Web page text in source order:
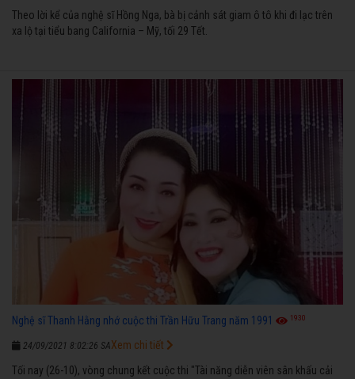
Theo lời kể của nghệ sĩ Hồng Nga, bà bị cảnh sát giam ô tô khi đi lạc trên
xa lộ tại tiểu bang California – Mỹ, tối 29 Tết.
Nghệ sĩ Thanh Hằng nhớ cuộc thi Trần Hữu Trang năm 1991 1930
24/09/2021 8:02:26 SA
Tối nay (26-10), vòng chung kết cuộc thi "Tài năng diễn viên sân khấu cải
Xem chi tiết